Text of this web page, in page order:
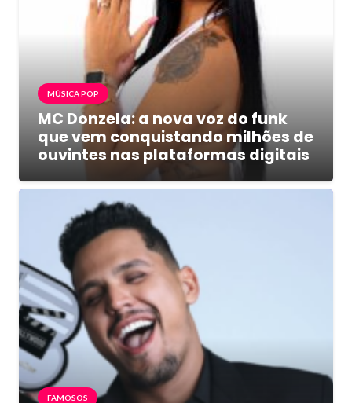
MÚSICA POP
MC Donzela: a nova voz do funk
que vem conquistando milhões de
ouvintes nas plataformas digitais
FAMOSOS